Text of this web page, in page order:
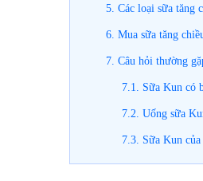
5. Các loại sữa tăng
6. Mua sữa tăng
7. Câu hỏi thường
7.1. Sữa Kun có
7.2. Uống sữa
7.3. Sữa Kun của